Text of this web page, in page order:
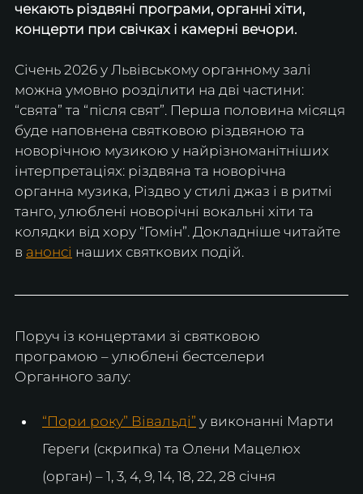
чекають різдвяні програми, органні хіти,
концерти при свічках і камерні вечори.
Січень 2026 у Львівському органному залі
можна умовно розділити на дві частини:
“свята” та “після свят”. Перша половина місяця
буде наповнена святковою різдвяною та
новорічною музикою у найрізноманітніших
інтерпретаціях: різдвяна та новорічна
органна музика, Різдво у стилі джаз і в ритмі
танго, улюблені новорічні вокальні хіти та
колядки від хору “Гомін”. Докладніше читайте
в анонсі наших святкових подій.
Поруч із концертами зі святковою
програмою – улюблені бестселери
Органного залу:
“Пори року” Вівальді” у виконанні Марти
Гереги (скрипка) та Олени Мацелюх
(орган) – 1, 3, 4, 9, 14, 18, 22, 28 січня